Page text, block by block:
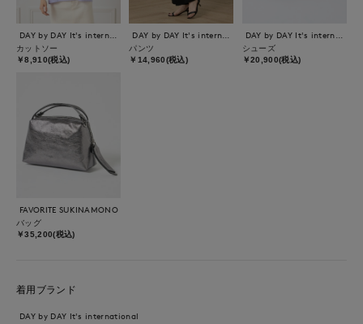
カットソー
￥8,910(税込)
パンツ
￥14,960(税込)
シューズ
￥20,900(税込)
FAVORITE SUKINAMONO
バッグ
￥35,200(税込)
着用ブランド
DAY by DAY It's international